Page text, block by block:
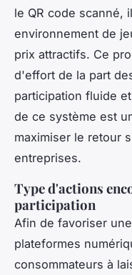
le QR code scanné,
environnement de
prix attractifs. Ce
d'effort de la part
participation fluide
de ce système est
maximiser le retour
entreprises.
Type d'actions
participation
Afin de favoriser
plateformes
consommateurs à